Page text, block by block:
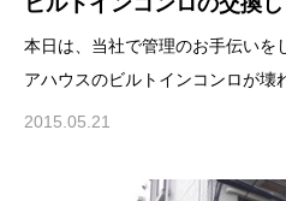
本日は、当社で管理のお手伝いを
アハウスのビルトインコンロが壊
2015.05.21